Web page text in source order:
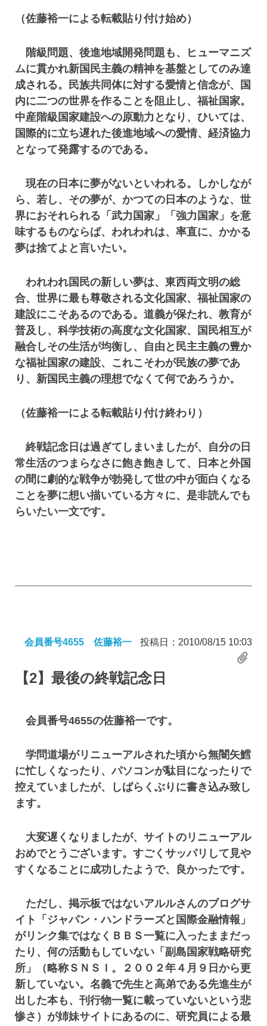
（佐藤裕一による転載貼り付け始め）
階級問題、後進地域開発問題も、ヒューマニズ
ムに貫かれ新国民主義の精神を基盤としてのみ達
成される。民族共同体に対する愛情と信念が、国
内に二つの世界を作ることを阻止し、福祉国家。
中産階級国家建設への原動力となり、ひいては、
国際的に立ち遅れた後進地域への愛情、経済協力
となって発露するのである。
現在の日本に夢がないといわれる。しかしなが
ら、若し、その夢が、かつての日本のような、世
界におそれられる「武力国家」「強力国家」を意
味するものならば、われわれは、率直に、かかる
夢は捨てよと言いたい。
われわれ国民の新しい夢は、東西両文明の総
合、世界に最も尊敬される文化国家、福祉国家の
建設にこそあるのである。道義が保たれ、教育が
普及し、科学技術の高度な文化国家、国民相互が
融合しその生活が均衡し、自由と民主主義の豊か
な福祉国家の建設、これこそわが民族の夢であ
り、新国民主義の理想でなくて何であろうか。
（佐藤裕一による転載貼り付け終わり）
終戦記念日は過ぎてしまいましたが、自分の日
常生活のつまらなさに飽き飽きして、日本と外国
の間に劇的な戦争が勃発して世の中が面白くなる
ことを夢に想い描いている方々に、是非読んでも
らいたい一文です。
会員番号4655 佐藤裕一 投稿日：2010/08/15 10:03
【2】最後の終戦記念日
会員番号4655の佐藤裕一です。
学問道場がリニューアルされた頃から無闇矢鱈
に忙しくなったり、パソコンが駄目になったりで
控えていましたが、しばらくぶりに書き込み致し
ます。
大変遅くなりましたが、サイトのリニューアル
おめでとうございます。すごくサッパリして見や
すくなることに成功したようで、良かったです。
ただし、掲示板ではないアルルさんのブログサ
イト「ジャパン・ハンドラーズと国際金融情報」
がリンク集ではなくＢＢＳ一覧に入ったままだっ
たり、何の活動もしていない「副島国家戦略研究
所」（略称ＳＮＳＩ。２００２年４月９日から更
新していない。名義で先生と高弟である先進生が
出した本も、刊行物一覧に載っていないという悲
惨さ）が姉妹サイトにあるのに、研究員による最